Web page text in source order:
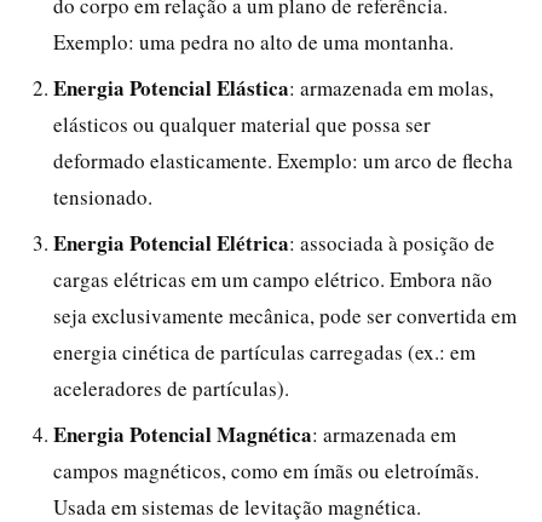
Exemplo: uma pedra no alto de uma montanha.
Energia Potencial Elástica: armazenada em molas,
elásticos ou qualquer material que possa ser
deformado elasticamente. Exemplo: um arco de flecha
tensionado.
Energia Potencial Elétrica: associada à posição de
cargas elétricas em um campo elétrico. Embora não
seja exclusivamente mecânica, pode ser convertida em
energia cinética de partículas carregadas (ex.: em
aceleradores de partículas).
Energia Potencial Magnética: armazenada em
campos magnéticos, como em ímãs ou eletroímãs.
Usada em sistemas de levitação magnética.